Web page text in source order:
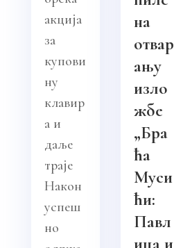
акција
за
купови
ну
клавир
а и
даље
траје
Након
успеш
но
на
отвар
ању
изло
жбе
„Бра
ћа
Муси
ћи:
Павл